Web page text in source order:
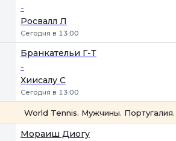
-
Росвалл Л
Сегодня в 13:00
Бранкательи Г-Т
-
Хиисалу С
Сегодня в 13:00
World Tennis. Мужчины.
Мораиш Диогу